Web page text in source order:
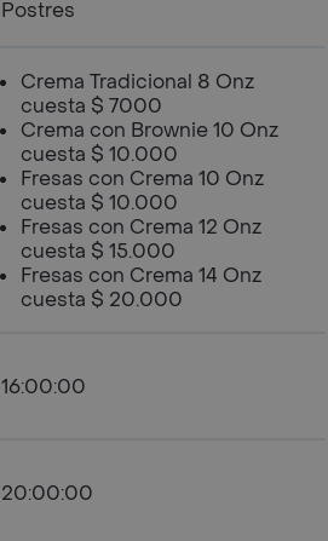
Postres
Crema Tradicional 8 Onz
cuesta $ 7000
Crema con Brownie 10 Onz
cuesta $ 10.000
Fresas con Crema 10 Onz
cuesta $ 10.000
Fresas con Crema 12 Onz
cuesta $ 15.000
Fresas con Crema 14 Onz
cuesta $ 20.000
16:00:00
20:00:00